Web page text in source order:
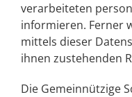
verarbeiteten
informieren. Ferner
mittels dieser
ihnen zustehenden
Die Gemeinnützige